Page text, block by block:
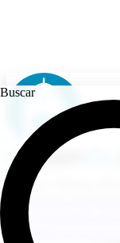
Ecuador
AGENDA
EL RECETARIO del
DESDE LA U
Buscar